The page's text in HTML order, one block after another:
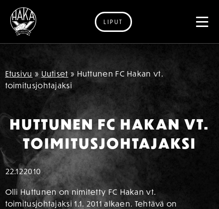
Siirry sisältöön
LIPUT
Etusivu » Uutiset » Huttunen FC Hakan vt.
toimitusjohtajaksi
HUTTUNEN FC HAKAN VT.
TOIMITUSJOHTAJAKSI
22.122010
Olli Huttunen on nimitetty FC Hakan vt.
toimitusjohtajaksi 1.1. 2011 alkaen. Tehtävä on